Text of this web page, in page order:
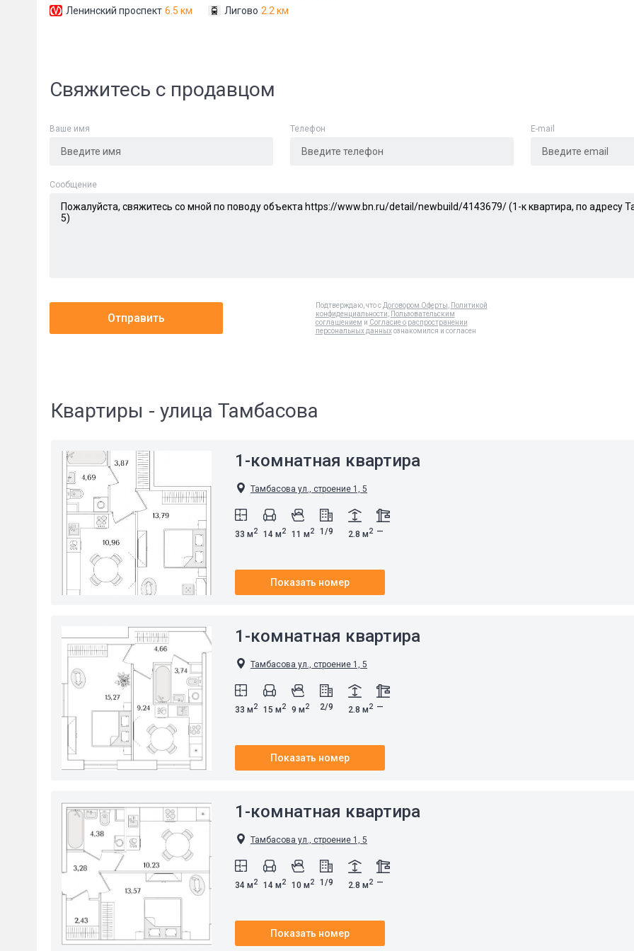
Ленинский проспект 6.5 км
Лигово 2.2 км
Свяжитесь с продавцом
Ваше имя Телефон E-mail
Cообщение
Отправить
Подтверждаю, что с Договором Оферты
Политикой
конфиденциальности
Пользовательским
соглашением и Согласие о распространении
персональных данныхознакомился и согласен
Квартиры - улица Тамбасова
1-комнатная квартира
Тамбасова ул., строение 1, 5
33 м2 14 м2 11 м2 1/9 2.8 м2 —
Показать номер
1-комнатная квартира
Тамбасова ул., строение 1, 5
33 м2 15 м2 9 м2 2/9 2.8 м2 —
Показать номер
1-комнатная квартира
Тамбасова ул., строение 1, 5
34 м2 14 м2 10 м2 1/9 2.8 м2 —
Показать номер